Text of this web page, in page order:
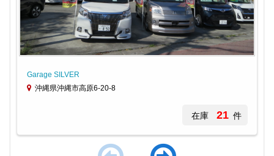
Garage SILVER
沖縄県沖縄市高原6-20-8
在庫 21 件